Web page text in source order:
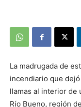
La madrugada de
incendiario que
llamas al interior de
Río Bueno, región